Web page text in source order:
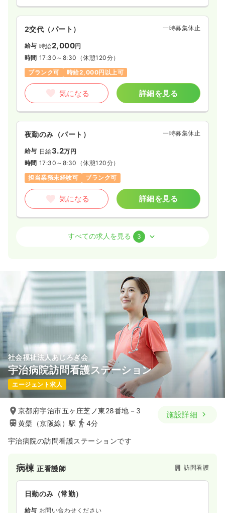
2交代（パート） 一時募集休止
給与 時給2,000円
時間 17:30～8:30 （休憩120分）
ブランク可
時給2,000円以上可
気になる 詳細を見る
夜勤のみ（パート） 一時募集休止
給与 日給3.2万円
時間 17:30～8:30 （休憩120分）
担当業務未経験可
ブランク可
気になる 詳細を見る
給与 時給2,000
時間 8:30～17:30（休憩60分）
ブランク可
時給2,000円以上可
気になる 詳細を見る
2交代（パート） 一時募集休止
給与 時給2,000
ブランク可
時給2,000円以上可
気になる
夜勤のみ（パート） 一時募集休止
時間 17:30～8:30（休憩120分）
すべての求人を見る 3
社会福祉法人あじろぎ会
宇治病院訪問看護ステーション
エージェント求人
京都府宇治市五ヶ庄芝ノ東28番地－3
黄檗（京阪線）駅
4分
施設詳細
宇治病院の訪問看護ステーションです
病棟正看護師 訪問看護
日勤のみ（常勤）
給与 お問い合わせください